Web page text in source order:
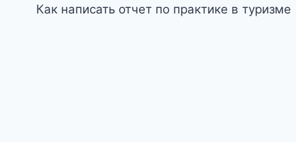
по
Как написать отчет по практике в туризме